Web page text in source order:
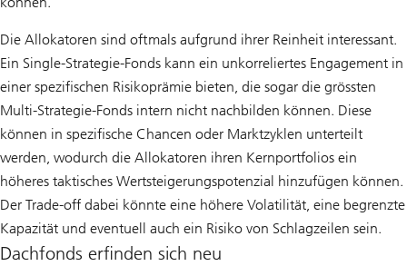
Die Allokatoren sind oftmals aufgrund ihrer Reinheit interessant.
Ein Single-Strategie-Fonds kann ein unkorreliertes Engagement in
einer spezifischen Risikoprämie bieten, die sogar die grössten
Multi-Strategie-Fonds intern nicht nachbilden können. Diese
können in spezifische Chancen oder Marktzyklen unterteilt
werden, wodurch die Allokatoren ihren Kernportfolios ein
höheres taktisches Wertsteigerungspotenzial hinzufügen können.
Der Trade-off dabei könnte eine höhere Volatilität, eine begrenzte
Kapazität und eventuell auch ein Risiko von Schlagzeilen sein.
Dachfonds erfinden sich neu